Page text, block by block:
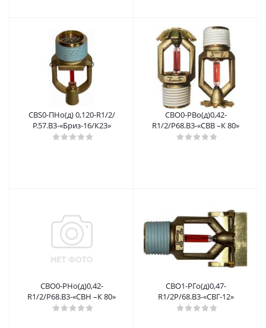
СВS0-ПНо(д) 0,120-R1/2/
Р.57.В3-«Бриз-16/К23»
CBO0-PBо(д)0,42-
R1/2/P68.B3-«CBB –К 80»
CBO0-PНо(д)0,42-
R1/2/P68.B3-«CBН –К 80»
СВО1-РГо(д)0,47-
R1/2P/68.B3-«СВГ-12»